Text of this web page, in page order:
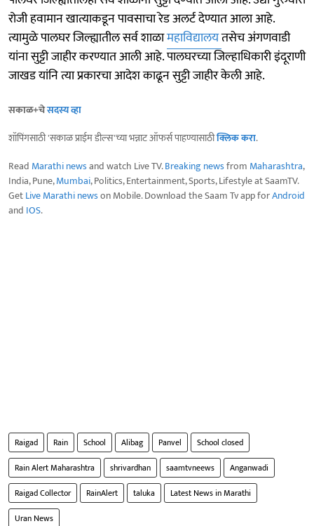
रोजी हवामान खात्याकडून पावसाचा रेड अलर्ट देण्यात आला आहे.
त्यामुळे पालघर जिल्ह्यातील सर्व शाळामहाविद्यालयतसेच अंगणवाडी
यांना सुट्टी जाहीर करण्यात आली आहे. पालघरच्या जिल्हाधिकारी इंदूराणी
जाखड यांनि त्या प्रकारचा आदेश काढून सुट्टी जाहीर केली आहे.
सकाळ+चेसदस्य व्हा
शॉपिंगसाठी 'सकाळ प्राईम डील्स'च्या भन्नाट ऑफर्स पाहण्यासाठीक्लिक करा.
Read Marathi newsand watch Live TV.Breaking newsfrom Maharashtra,
India, Pune,Mumbai, Politics, Entertainment, Sports, Lifestyle at SaamTV.
GetLive Marathi newson Mobile. Download the Saam Tv app forAndroid
and IOS.
Raigad Rain School Alibag Panvel
School closed
Rain Alert Maharashtra
shrivardhan saamtvneews
Anganwadi
Raigad Collector
RainAlert taluka
Latest News in Marathi
Uran News